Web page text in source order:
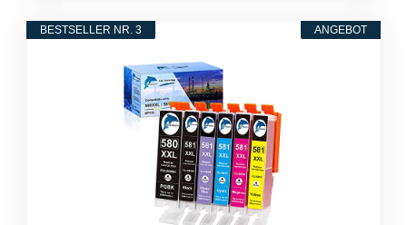
ANGEBOT
BESTSELLER NR. 3